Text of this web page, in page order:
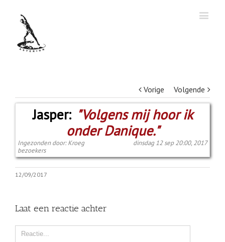
Vorige Volgende
Jasper: "Volgens mij hoor ik
onder Danique."
Ingezonden door: Kroeg
bezoekers
dinsdag 12 sep 20:00, 2017
12/09/2017
Laat een reactie achter
Comment